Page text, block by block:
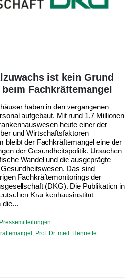
ist kein Grund
Fachkräftemangel
haben in den vergangenen
aufgebaut. Mit rund 1,7 Millionen
heute einer der
und Wirtschaftsfaktoren
bleibt der Fachkräftemangel eine der
der Gesundheitspolitik. Ursachen
Wandel und die ausgeprägte
Das sind
Fachkräftemonitorings der
(DKG). Die Publikation in
Krankenhausinstitut
die...
Prof. Dr. med. Henriette